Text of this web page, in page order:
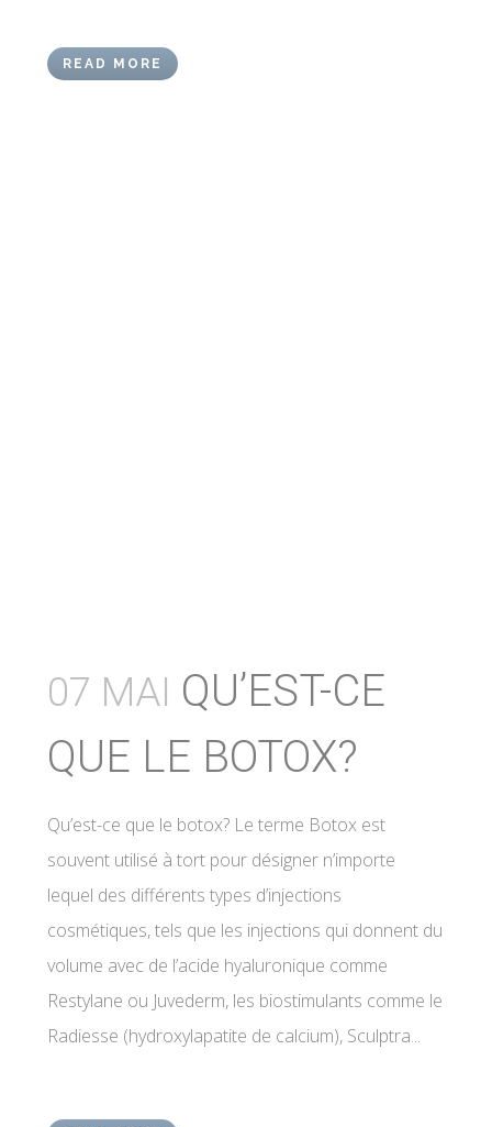
READ MORE
07 MAI QU’EST-CE
QUE LE BOTOX?
Qu’est-ce que le botox? Le terme Botox est
souvent utilisé à tort pour désigner n’importe
lequel des différents types d’injections
cosmétiques, tels que les injections qui donnent du
volume avec de l’acide hyaluronique comme
Restylane ou Juvederm, les biostimulants comme le
Radiesse (hydroxylapatite de calcium), Sculptra...